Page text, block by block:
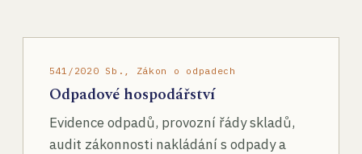
541/2020 Sb., Zákon o odpadech
Odpadové hospodářství
Evidence odpadů, provozní řády skladů,
audit zákonnosti nakládání s odpady a